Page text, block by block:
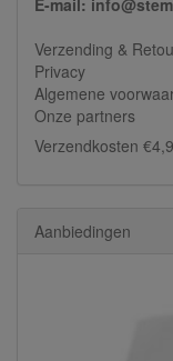
Verzending &
Privacy
Algemene
Onze partners
Verzendkosten
Aanbiedingen